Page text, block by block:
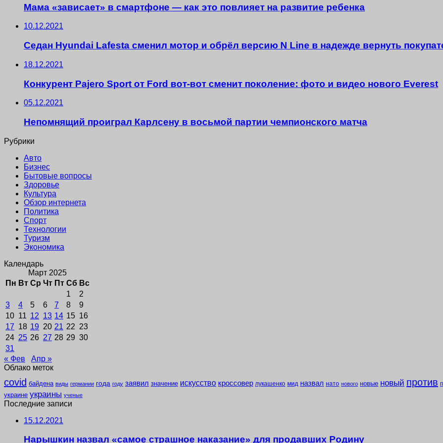
Мама «зависает» в смартфоне — как это повлияет на развитие ребенка
10.12.2021
Седан Hyundai Lafesta сменил мотор и обрёл версию N Line в надежде вернуть
18.12.2021
Конкурент Pajero Sport от Ford вот-вот сменит поколение: фото и видео нового Everest
05.12.2021
Непомнящий проиграл Карлсену в восьмой партии чемпионского матча
Рубрики
Авто
Бизнес
Бытовые вопросы
Здоровье
Культура
Обзор интернета
Политика
Спорт
Технологии
Туризм
Экономика
Календарь
Март 2025
Пн Вт Ср Чт Пт Сб Вс
1
2
3
4 5 6 7 8
9
10 11 12 13 14 15 16
17 18 19 20 21 22 23
24 25 26 27 28 29 30
31
« Фев
Апр »
Облако меток
covid байдена виды германии года году заявил значение искусство кроссовер лукашенко мид назвал нато нового новые новый против
украине украины ученые
Последние записи
15.12.2021
Нарышкин назвал «самое страшное наказание» для продавших Родину